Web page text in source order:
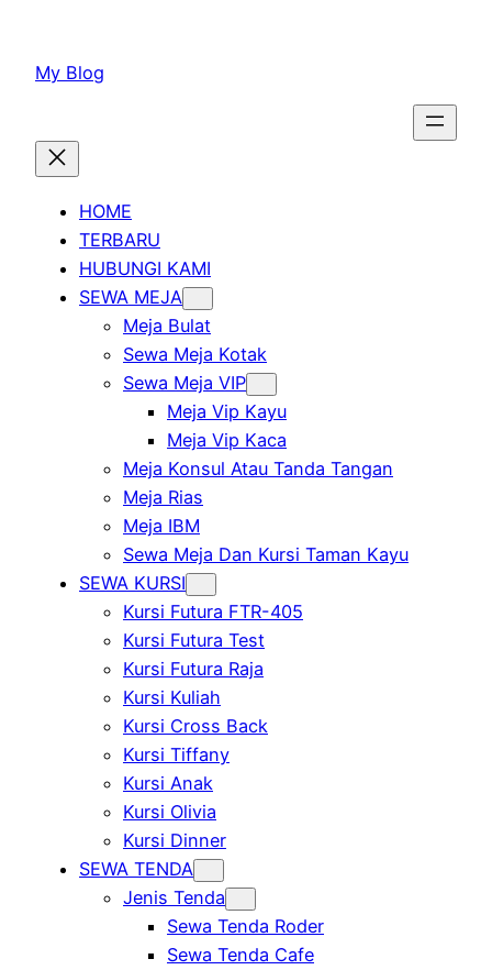
konten
My Blog
HOME
TERBARU
HUBUNGI KAMI
SEWA MEJA
Meja Bulat
Sewa Meja Kotak
Sewa Meja VIP
Meja Vip Kayu
Meja Vip Kaca
Meja Konsul Atau Tanda Tangan
Meja Rias
Meja IBM
Sewa Meja Dan Kursi Taman Kayu
SEWA KURSI
Kursi Futura FTR-405
Kursi Futura Test
Kursi Futura Raja
Kursi Kuliah
Kursi Cross Back
Kursi Tiffany
Kursi Anak
Kursi Olivia
Kursi Dinner
SEWA TENDA
Jenis Tenda
Sewa Tenda Roder
Sewa Tenda Cafe